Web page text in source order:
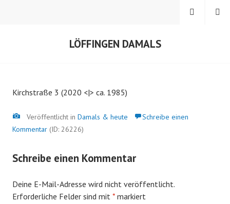
LÖFFINGEN DAMALS
MENÜ
SUCHEN
Kirchstraße 3 (2020 <|> ca. 1985)
Bild
Veröffentlicht in Damals & heute
Schreibe einen
Kommentar (ID: 26226)
Schreibe einen Kommentar
Deine E-Mail-Adresse wird nicht veröffentlicht.
Erforderliche Felder sind mit * markiert